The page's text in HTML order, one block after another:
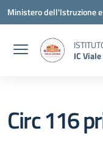
Vai ai contenuti
Vai al menu di navigazione
Vai al footer
Ministero dell'Istruzione
IC
Circ 116